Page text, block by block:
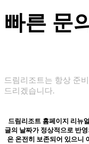
빠른 문의
드림리조트는 항상 준
드리겠습니다.
드림리조트 홈페이지 리뉴
글의 날짜가 정상적으로 반
은 온전히 보존되어 있으니